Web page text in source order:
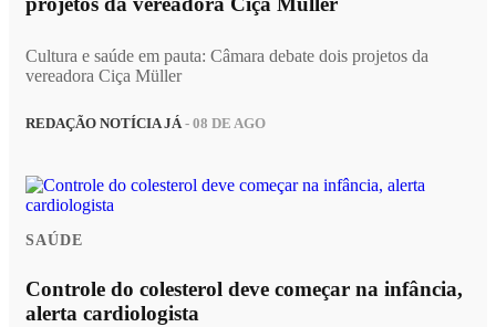
Cultura e saúde em pauta: Câmara debate dois projetos da
vereadora Ciça Müller
REDAÇÃO NOTÍCIA JÁ - 08 DE AGO
SAÚDE
Controle do colesterol deve começar na infância,
alerta cardiologista